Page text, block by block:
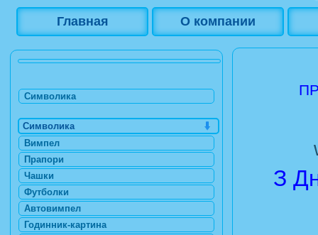
Главная О компании
З
Символика
Символика
Вимпел
Прапори
Чашки
Футболки
Автовимпел
Годинник-картина